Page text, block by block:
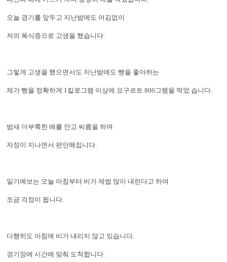
오늘 경기를 앞두고 지난밤에도 어김없이
저의 폭식증으로 고생을 했습니다.
그렇게 고생을 했으면서도 지난밤에도 빵을 좋아하는
제가 빵을 정확하게 1킬로그램 이상에 요구르트 800그램을 먹었 습니다.
밤새 더부룩한 배를 안고 씨름을 하며
자정이 지나면서 편안해집니다.
일기예보는 오늘 아침부터 비가 제법 많이 내린다고 하여
조금 걱정이 됩니다.
다행히도 아침에 비가 내리지 않고 있습니다.
경기장에 시간에 맞춰 도착합니다.